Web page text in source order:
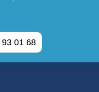
01 68